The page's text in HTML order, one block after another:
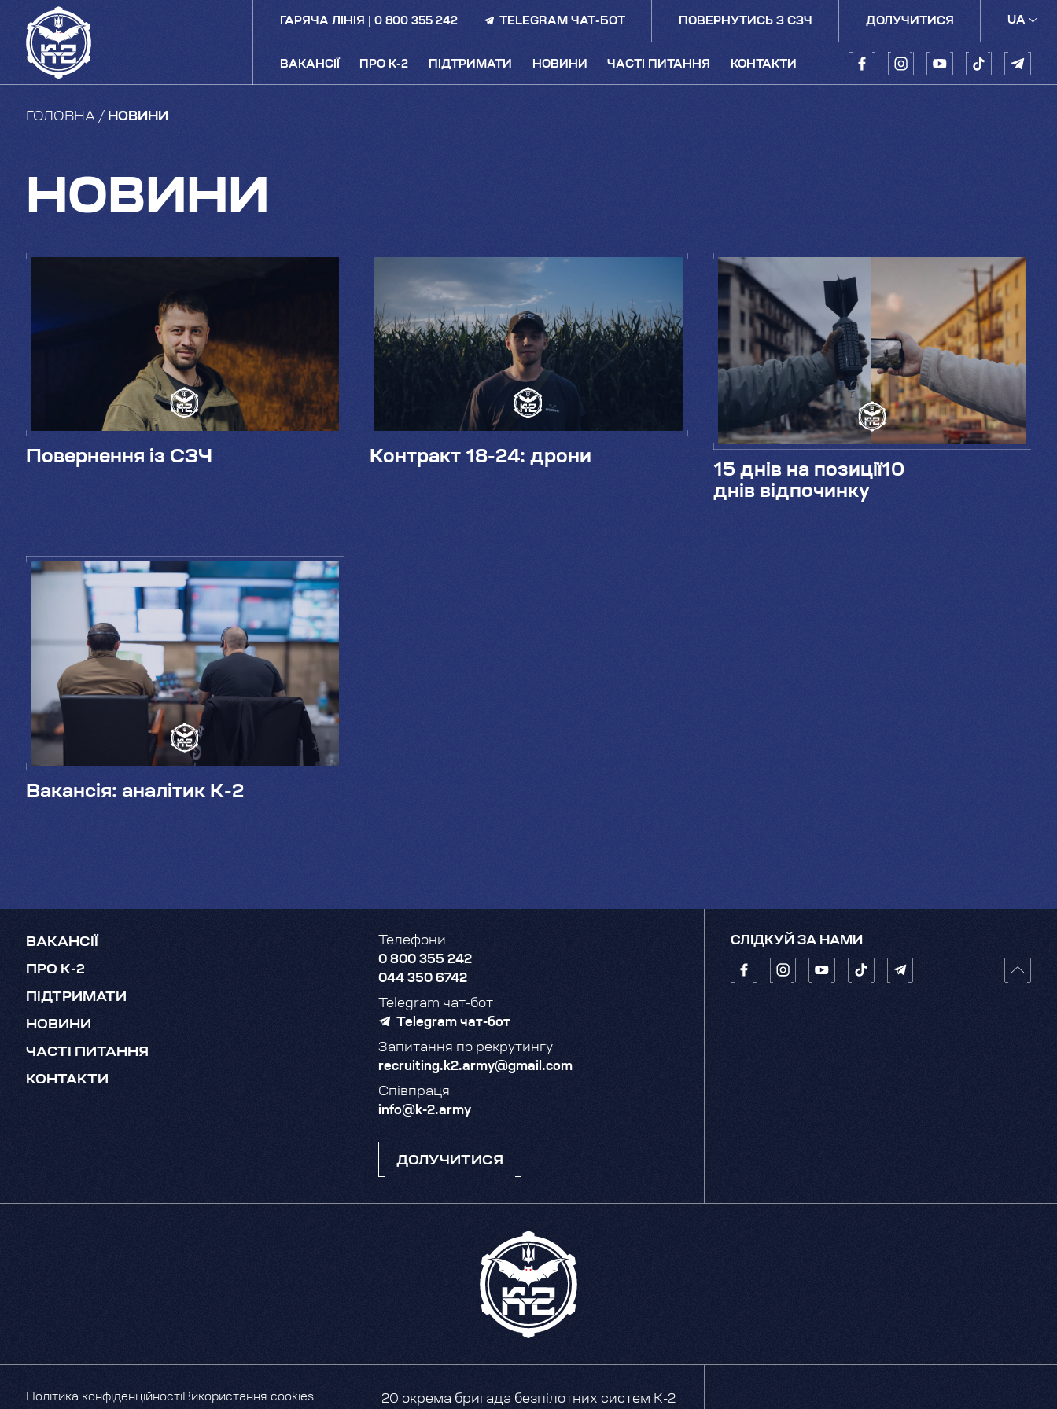
ГАРЯЧА ЛІНІЯ | 0 800 355 242 TELEGRAM ЧАТ-БОТ ПОВЕРНУТИСЬ З СЗЧ ДОЛУЧИТИСЯ UA
UA
ВАКАНСІЇ ПРО K-2 ПІДТРИМАТИ НОВИНИ ЧАСТІ ПИТАННЯ КОНТАКТИ
ГОЛОВНА НОВИНИ
НОВИНИ
Повернення із СЗЧ Контракт 18-24: дрони
15 днів на позиції10
днів відпочинку
Вакансія: аналітик K-2
ВАКАНСІЇ
ПРО K-2
ПІДТРИМАТИ
НОВИНИ
ЧАСТІ ПИТАННЯ
КОНТАКТИ
Телефони
0 800 355 242
044 350 6742
Telegram чат-бот
Telegram чат-бот
Запитання по рекрутингу
recruiting.k2.army@gmail.com
Співпраця
info@k-2.army
ДОЛУЧИТИСЯ
СЛІДКУЙ ЗА НАМИ
Політика конфіденційностіВикористання cookies
20 окрема бригада безпілотних систем К-2